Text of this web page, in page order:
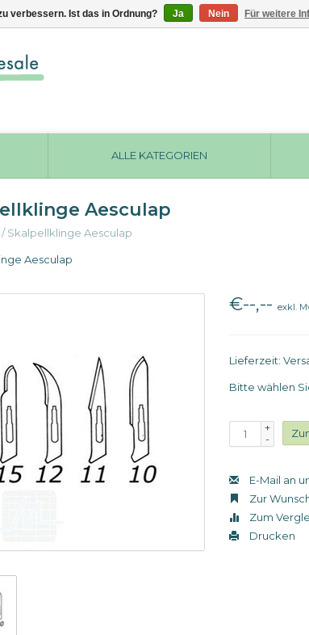
ALLE KATEGORIEN
Aesculap
/Skalpellklinge Aesculap
Aesculap
€--,--exkl.
Lieferzeit:
Bitte wählen
+
-
E-Mail an
Zur
Zum
Drucken
verbessern. Ist das in Ordnung? Ja Nein Für weitere